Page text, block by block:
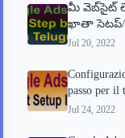
మీ వెబ్‌సైట్
ఖాతా సెటప్/
Jul 20, 2022
passo per il
Jul 24, 2022